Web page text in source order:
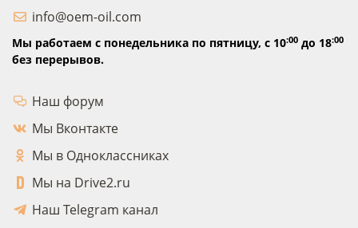
info@oem-oil.com
Мы работаем с понедельника по пятницу, с 10:00 до 18:00
без перерывов.
Наш форум
Мы Вконтакте
Мы в Одноклассниках
Мы на Drive2.ru
Наш Telegram канал